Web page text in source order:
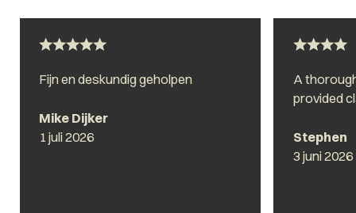
Fijn en deskundig geholpen
Mike Dijker
1 juli 2026
A
provided
Stephen
3 juni 2026